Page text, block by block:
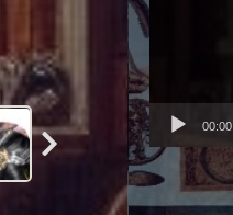
ー
ヤ
ー
00:00